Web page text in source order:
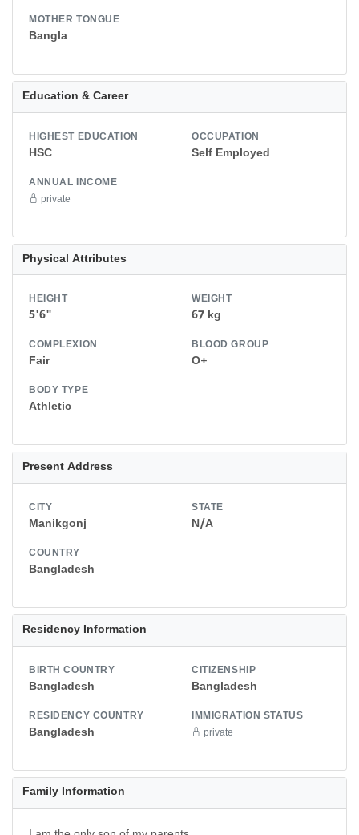
MOTHER TONGUE
Bangla
Education & Career
HIGHEST EDUCATION
HSC
OCCUPATION
Self Employed
ANNUAL INCOME
private
Physical Attributes
HEIGHT
5'6"
WEIGHT
67 kg
COMPLEXION
Fair
BLOOD GROUP
O+
BODY TYPE
Athletic
Present Address
CITY
Manikgonj
STATE
N/A
COUNTRY
Bangladesh
Residency Information
BIRTH COUNTRY
Bangladesh
CITIZENSHIP
Bangladesh
RESIDENCY COUNTRY
Bangladesh
IMMIGRATION STATUS
private
Family Information